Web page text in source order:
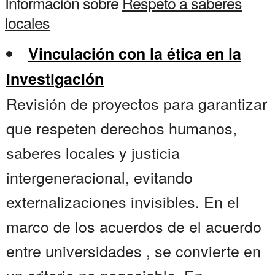
locales
Vinculación con la ética en la
investigación
Revisión de proyectos para garantizar
que respeten derechos humanos,
saberes locales y justicia
intergeneracional, evitando
externalizaciones invisibles. En el
marco de los acuerdos de el acuerdo
entre universidades , se convierte en